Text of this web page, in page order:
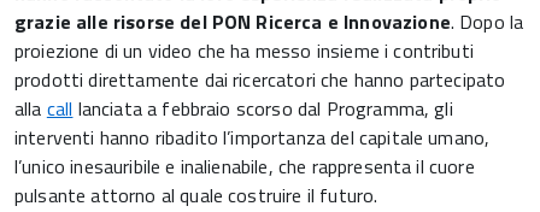
grazie alle risorse del PON Ricerca e Innovazione. Dopo la
proiezione di un video che ha messo insieme i contributi
prodotti direttamente dai ricercatori che hanno partecipato
alla call lanciata a febbraio scorso dal Programma, gli
interventi hanno ribadito l’importanza del capitale umano,
l’unico inesauribile e inalienabile, che rappresenta il cuore
pulsante attorno al quale costruire il futuro.